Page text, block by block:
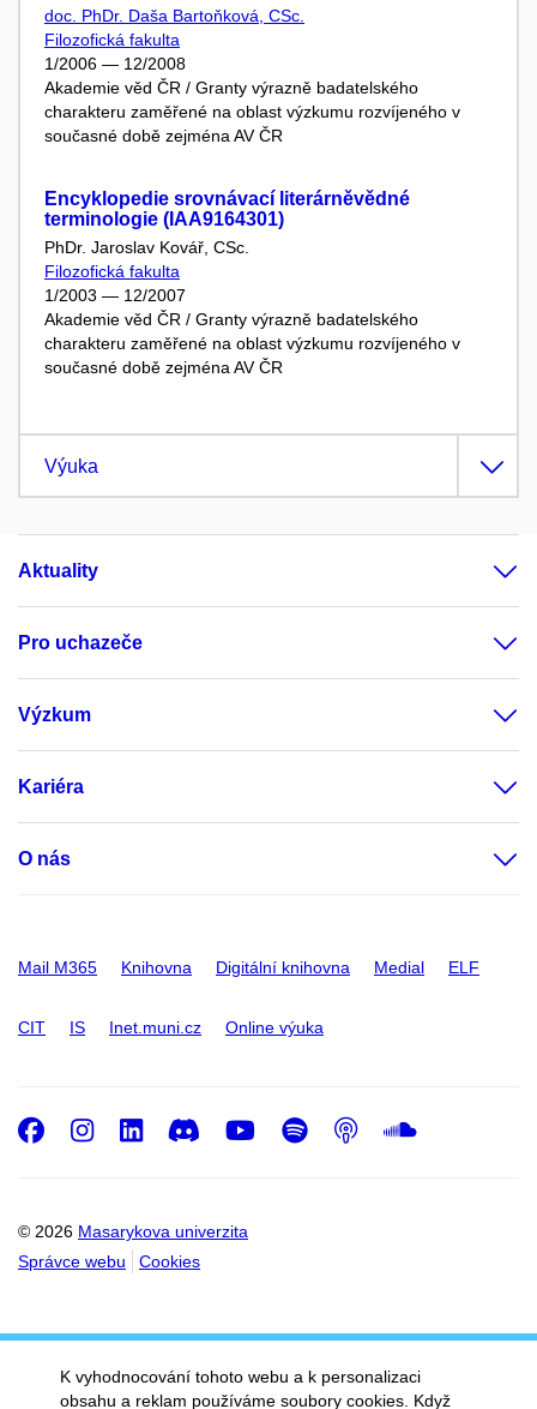
doc. PhDr. Daša Bartoňková, CSc.
Filozofická fakulta
1/2006 — 12/2008
Akademie věd ČR / Granty výrazně badatelského
charakteru zaměřené na oblast výzkumu rozvíjeného v
současné době zejména AV ČR
Encyklopedie srovnávací literárněvědné
terminologie (IAA9164301)
PhDr. Jaroslav Kovář, CSc.
Filozofická fakulta
1/2003 — 12/2007
Akademie věd ČR / Granty výrazně badatelského
charakteru zaměřené na oblast výzkumu rozvíjeného v
současné době zejména AV ČR
Výuka
Aktuality
Pro uchazeče
Výzkum
Kariéra
O nás
Mail M365 Knihovna Digitální knihovna Medial ELF
CIT IS Inet.muni.cz Online výuka
© 2026 Masarykova univerzita
Správce webu
Cookies
Facebook
Instagram
LinkedIn
DiscordYoutube
Spotify
Podcast
K vyhodnocování tohoto webu a k personalizaci
obsahu a reklam používáme soubory cookies. Když